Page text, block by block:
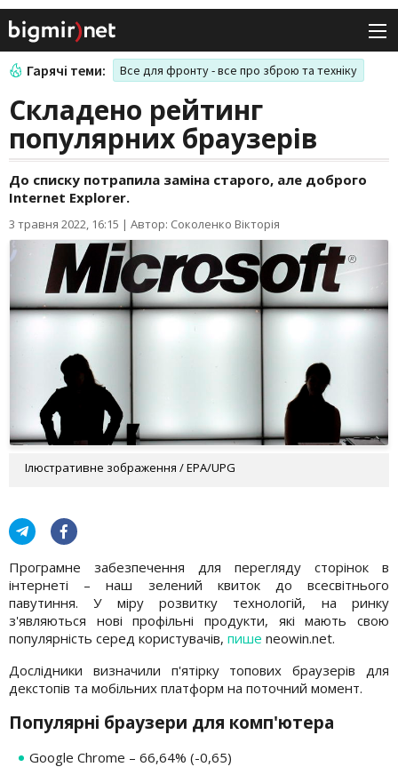
Гарячі теми: Все для фронту - все про зброю та техніку
Складено рейтинг
популярних браузерів
До списку потрапила заміна старого, але доброго
Internet Explorer.
3 травня 2022, 16:15 | Автор: Соколенко Вікторія
Ілюстративне зображення / EPA/UPG
Програмне забезпечення для перегляду сторінок в
інтернеті – наш зелений квиток до всесвітнього
павутиння. У міру розвитку технологій, на ринку
з'являються нові профільні продукти, які мають свою
популярність серед користувачів, пише neowin.net.
Дослідники визначили п'ятірку топових браузерів для
декстопів та мобільних платформ на поточний момент.
Популярні браузери для комп'ютера
Google Chrome – 66,64% (-0,65)